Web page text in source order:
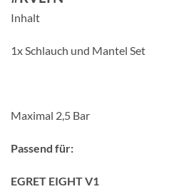
Inhalt
1x Schlauch und Mantel Set
Maximal 2,5 Bar
Passend für:
EGRET EIGHT V1